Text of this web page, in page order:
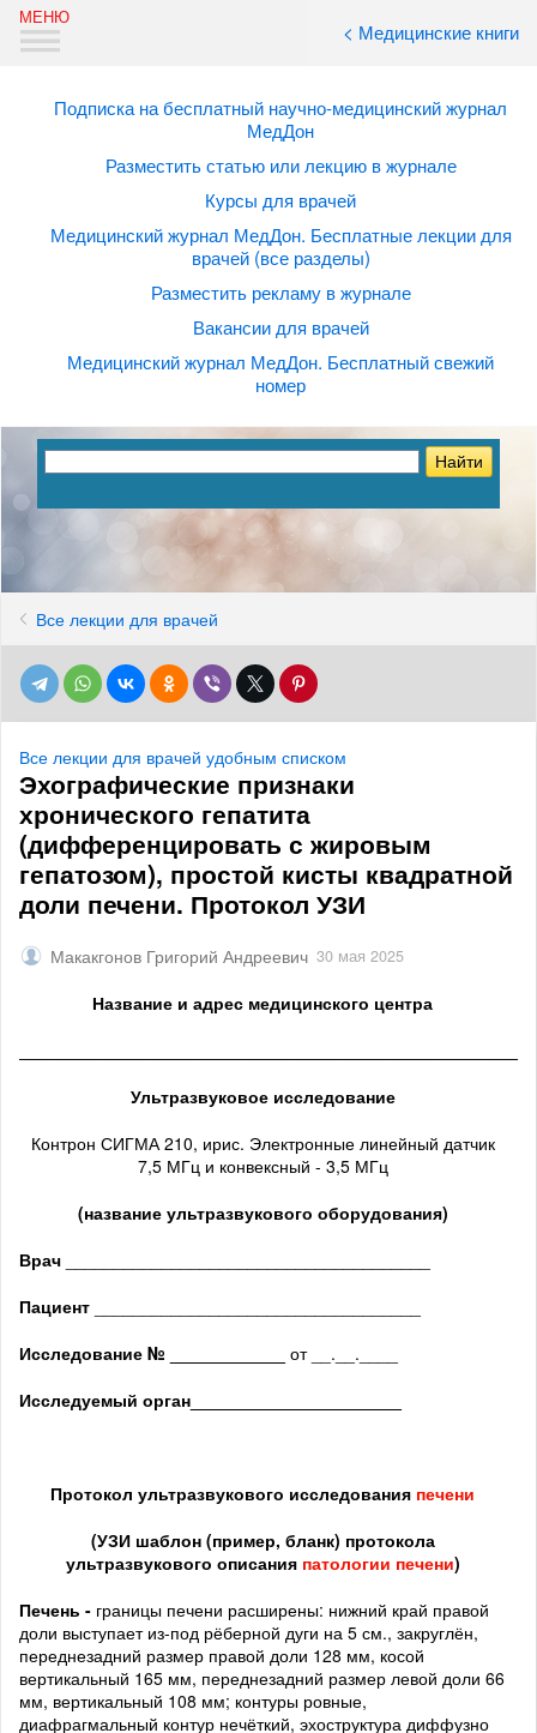
< Медицинские книги
Подписка на бесплатный научно-медицинский журнал
МедДон
Разместить статью или лекцию в журнале
Курсы для врачей
Медицинский журнал МедДон. Бесплатные лекции для
врачей (все разделы)
Разместить рекламу в журнале
Вакансии для врачей
Медицинский журнал МедДон. Бесплатный свежий
номер
Все лекции для врачей
Все лекции для врачей удобным списком
Эхографические признаки
хронического гепатита
(дифференцировать с жировым
гепатозом), простой кисты квадратной
доли печени. Протокол УЗИ
Макакгонов Григорий Андреевич 30 мая 2025
Название и адрес медицинского центра
Ультразвуковое исследование
Контрон СИГМА 210, ирис. Электронные линейный датчик
7,5 МГц и конвексный - 3,5 МГц
(название ультразвукового оборудования)
Врач
Пациент
Исследование № ____________ от __.__.____
Исследуемый орган
Протокол ультразвукового исследования печени
(УЗИ шаблон (пример, бланк) протокола
ультразвукового описания патологии печени)
Печень - границы печени расширены: нижний край правой
доли выступает из-под рёберной дуги на 5 см., закруглён,
переднезадний размер правой доли 128 мм, косой
вертикальный 165 мм, переднезадний размер левой доли 66
мм, вертикальный 108 мм; контуры ровные,
диафрагмальный контур нечёткий, эхоструктура диффузно